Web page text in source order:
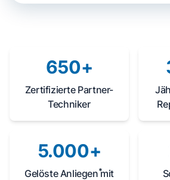
650+
Zertifizierte Partner-
Techniker
5.000+
GelösteAnliegen*
mit